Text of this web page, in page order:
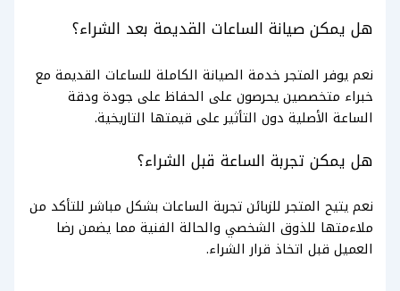
هل يمكن صيانة الساعات القديمة بعد الشراء؟
نعم يوفر المتجر خدمة الصيانة الكاملة للساعات القديمة مع
خبراء متخصصين يحرصون على الحفاظ على جودة ودقة
الساعة الأصلية دون التأثير على قيمتها التاريخية.
هل يمكن تجربة الساعة قبل الشراء؟
نعم يتيح المتجر للزبائن تجربة الساعات بشكل مباشر للتأكد من
ملاءمتها للذوق الشخصي والحالة الفنية مما يضمن رضا
العميل قبل اتخاذ قرار الشراء.